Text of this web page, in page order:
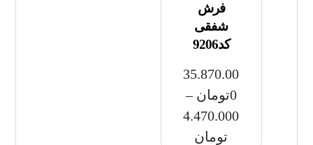
فرش
شفقی
کد9206
35.870.00
0تومان –
4.470.000
تومان